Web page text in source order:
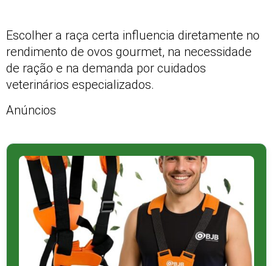
Escolher a raça certa influencia diretamente no
rendimento de ovos gourmet, na necessidade
de ração e na demanda por cuidados
veterinários especializados.
Anúncios